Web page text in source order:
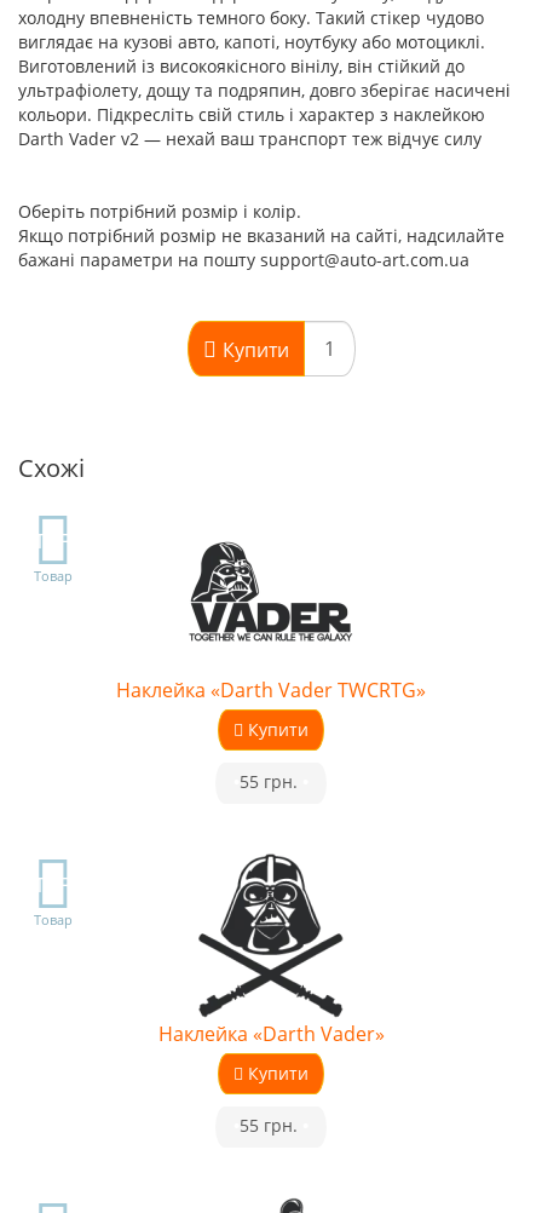
холодну впевненість темного боку. Такий стікер чудово
виглядає на кузові авто, капоті, ноутбуку або мотоциклі.
Виготовлений із високоякісного вінілу, він стійкий до
ультрафіолету, дощу та подряпин, довго зберігає насичені
кольори. Підкресліть свій стиль і характер з наклейкою
Darth Vader v2 — нехай ваш транспорт теж відчує силу
Оберіть потрібний розмір і колір.
Якщо потрібний розмір не вказаний на сайті, надсилайте
бажані параметри на пошту support@auto-art.com.ua
Купити
Схожі
TOP
Товар
Наклейка «Darth Vader TWCRTG»
Купити
55 грн.
TOP
Товар
Наклейка «Darth Vader»
Купити
55 грн.